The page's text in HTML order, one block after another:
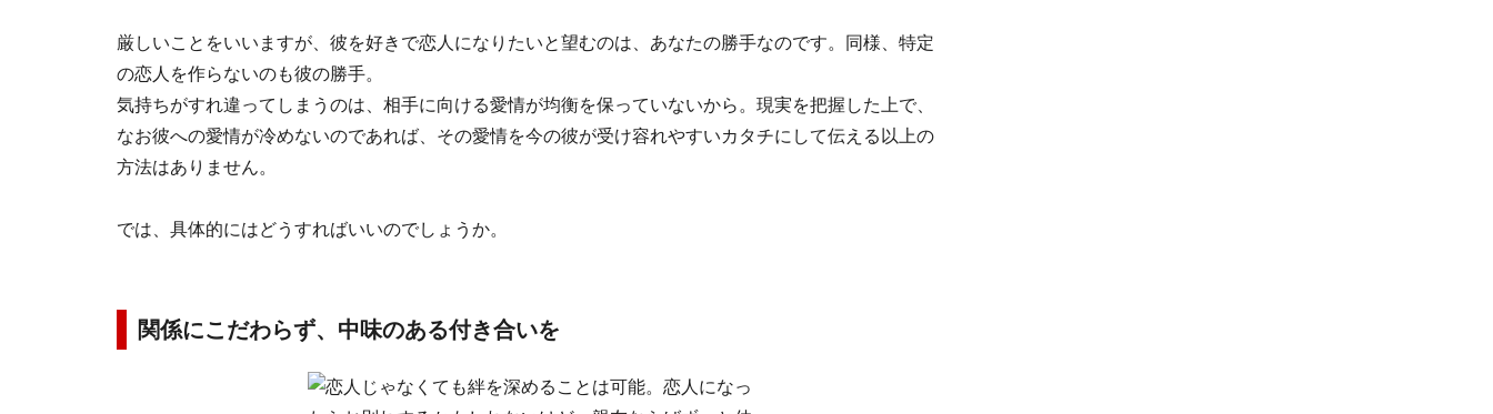
厳しいことをいいますが、彼を好きで恋人になりたいと望むのは、あなたの勝手なのです。同様、特定
の恋人を作らないのも彼の勝手。
気持ちがすれ違ってしまうのは、相手に向ける愛情が均衡を保っていないから。現実を把握した上で、
なお彼への愛情が冷めないのであれば、その愛情を今の彼が受け容れやすいカタチにして伝える以上の
方法はありません。
では、具体的にはどうすればいいのでしょうか。
関係にこだわらず、中味のある付き合いを